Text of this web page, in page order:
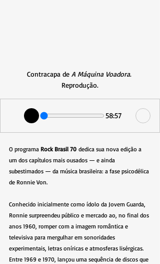
Contracapa de A Máquina Voadora.
Reprodução.
58:57
O programa Rock Brasil 70 dedica sua nova edição a
um dos capítulos mais ousados — e ainda
subestimados — da música brasileira: a fase psicodélica
de Ronnie Von.
Conhecido inicialmente como ídolo da Jovem Guarda,
Ronnie surpreendeu público e mercado ao, no final dos
anos 1960, romper com a imagem romântica e
televisiva para mergulhar em sonoridades
experimentais, letras oníricas e atmosferas lisérgicas.
Entre 1969 e 1970, lançou uma sequência de discos que